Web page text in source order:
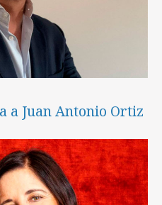
a Juan Antonio Ortiz